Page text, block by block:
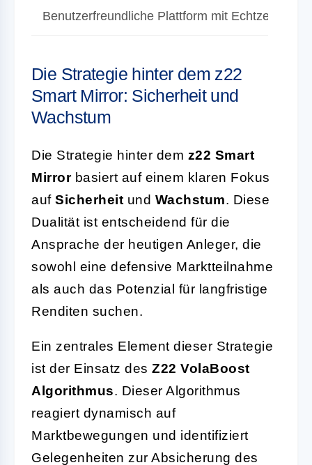
Benutzerfreundliche Plattform mit Echtzeit-
Die Strategie hinter dem z22
Smart Mirror: Sicherheit und
Wachstum
Die Strategie hinter dem z22 Smart
Mirrorbasiert auf einem klaren Fokus
auf Sicherheit und Wachstum. Diese
Dualität ist entscheidend für die
Ansprache der heutigen Anleger, die
sowohl eine defensive Marktteilnahme
als auch das Potenzial für langfristige
Renditen suchen.
Ein zentrales Element dieser Strategie
ist der Einsatz des Z22 VolaBoost
Algorithmus. Dieser Algorithmus
reagiert dynamisch auf
Marktbewegungen und identifiziert
Gelegenheiten zur Absicherung des